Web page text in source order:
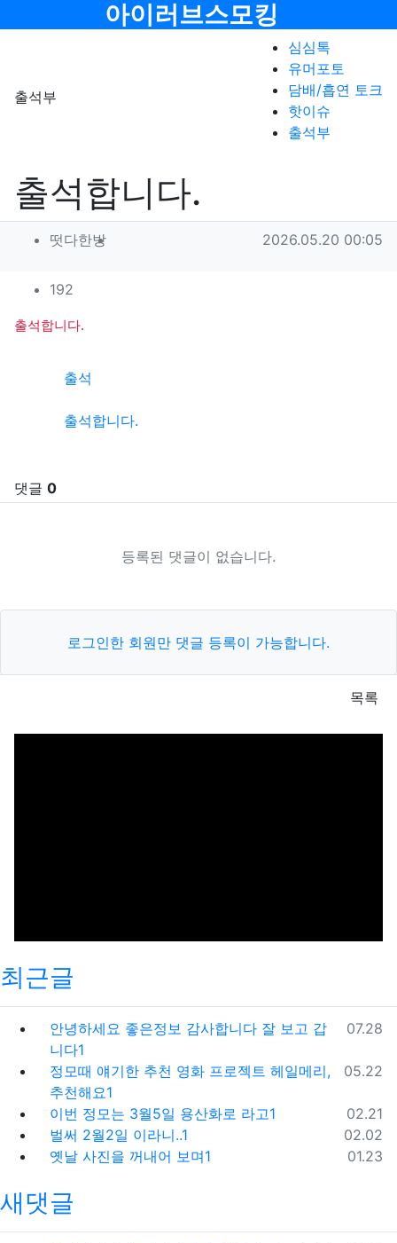
아이러브스모킹
출석부
심심톡
유머포토
담배/흡연 토크
핫이슈
출석부
출석합니다.
작성자 정보
떳다한방작성 작성일
2026.05.20 00:05
컨텐츠 정보
192
본문
출석합니다.
관련자료
출석
출석합니다.
댓글 0
등록된 댓글이 없습니다.
로그인한 회원만 댓글 등록이 가능합니다.
목록
최근글
등록일
07.28
안녕하세요 좋은정보 감사합니다 잘 보고 갑
니다1
등록일
05.22
정모때 얘기한 추천 영화 프로젝트 헤일메리,
추천해요1
등록일
02.21
이번 정모는 3월5일 용산화로 라고1
등록일
02.02
벌써 2월2일 이라니..1
등록일
01.23
옛날 사진을 꺼내어 보며1
새댓글